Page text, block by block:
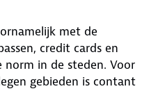
met de
credit cards en
in de steden. Voor
gebieden is contant